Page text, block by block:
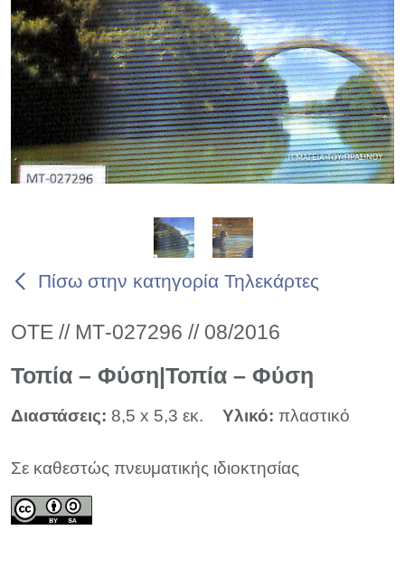
Πίσω στην κατηγορία Τηλεκάρτες
ΟΤΕ // ΜΤ-027296 // 08/2016
Τοπία – Φύση|Τοπία – Φύση
Διαστάσεις: 8,5 x 5,3 εκ. Υλικό: πλαστικό
Σε καθεστώς πνευματικής ιδιοκτησίας